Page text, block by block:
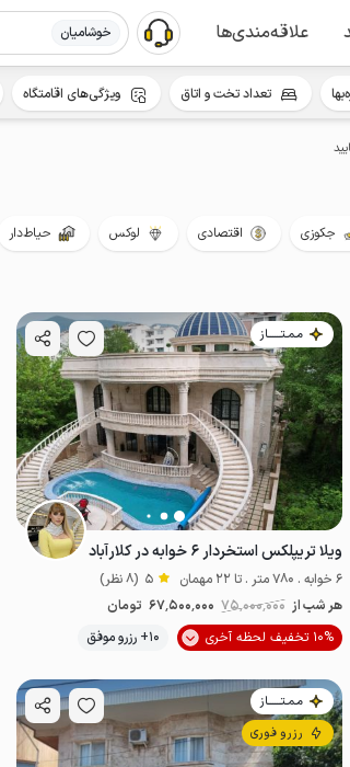
علاقه‌مندی‌ها خوشامیان
جکوزی اقتصادی لوکس حیاط‌دار
موقعیت در نقشه
مـمـتــــــاز
ویلا تریپلکس استخردار ۶ خوابه در کلارآباد
6 خوابه . 780 متر . تا 22 مهمان 5 (8 نظر)
هر شب از 75٬000٬000 67٬500٬000 تومان
10% تخفیف لحظه آخری
10+ رزرو موفق
مـمـتــــــاز
رزرو فوری
تعداد تخت و اتاق ویژگی‌های اقامتگاه